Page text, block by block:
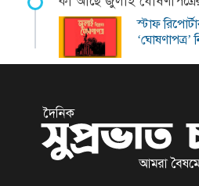
স্টাফ
‘ঘোষণাপত্র’